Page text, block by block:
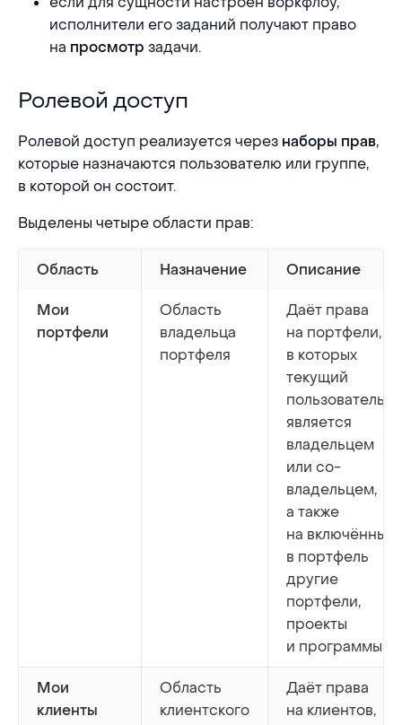
исполнители его заданий получают право
на просмотр задачи.
Ролевой доступ
Ролевой доступ
Ролевой доступ реализуется через наборы прав,
которые назначаются пользователю или группе,
в которой он состоит.
Выделены четыре области прав:
Область Назначение Описание
Мои
портфели
Область
владельца
портфеля
Даёт права
на портфели,
в которых
текущий
пользователь
является
владельцем
или со-
владельцем,
а также
на включённые
в портфель
другие
портфели,
проекты
и программы.
Мои
клиенты
Область
клиентского
Даёт права
на клиентов,